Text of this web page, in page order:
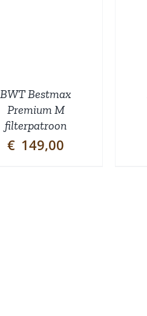
BWT Bestmax
Premium M
filterpatroon
€ 149,00